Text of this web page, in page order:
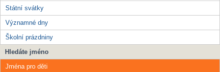
Státní svátky
Významné dny
Školní prázdniny
Hledáte jméno
Jména pro děti